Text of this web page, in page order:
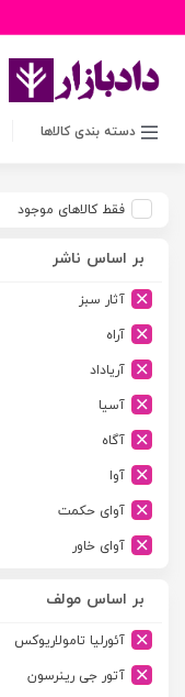
دسته بندی کالاها
فقط کالاهای موجود
بر اساس ناشر
آثار سبز
آراه
آریاداد
آسیا
آگاه
آوا
آوای حکمت
آوای خاور
آیدین
ارجمند
بر اساس مولف
آئورلیا تامولاریوکس
آتور جی رینرسون